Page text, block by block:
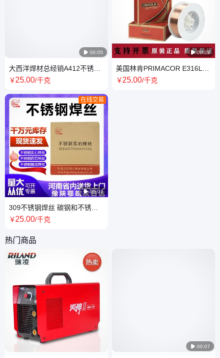
 00:05
大西洋焊材总经销A412不锈钢
焊条 E310Mo-16 CHS412
￥25.00/千克
 00:07
在线交易
309不锈钢焊丝 碳钢和不锈异
种钢焊接 康桥供应
￥25.00/千克
 00:22
美国林肯PRIMACOR E316L不
锈钢焊丝 E316L-T0-1白钢药芯
￥25.00/千克
热门商品
 00:07